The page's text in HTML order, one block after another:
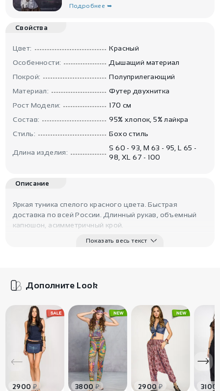
Подробнее ➥
Свойства
Цвет:
Красный
Особенности:
Дышащий материал
Покрой:
Полуприлегающий
Материал:
Футер двухнитка
Рост Модели:
170 см
Состав:
95% хлопок, 5% лайкра
Стиль:
Бохо стиль
Длина изделия:
S 60 - 93, M 63 - 95, L 65 -
98, XL 67 - 100
Описание
Яркая туника спелого красного цвета. Быстрая
доставка по всей России. Длинный рукав, объемный
капюшон, асимметричный крой.
Показать весь текст
Дополните Look
2900 ₽ 3800 ₽ 2900₽ 3100